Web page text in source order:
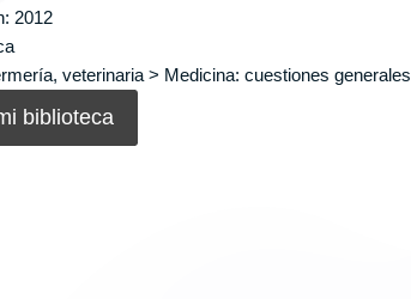
2012
veterinaria > Medicina: cuestiones generales
biblioteca